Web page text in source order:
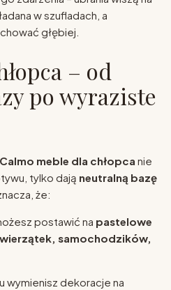
w szufladach, a
głębiej.
– od
po wyraziste
Calmo meble dla chłopca nie
tylko dają neutralną bazę
że:
postawić na pastelowe
samochodzików,
wymienisz dekoracje na